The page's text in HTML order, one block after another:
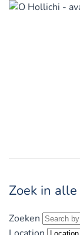
Zoek in
Zoeken